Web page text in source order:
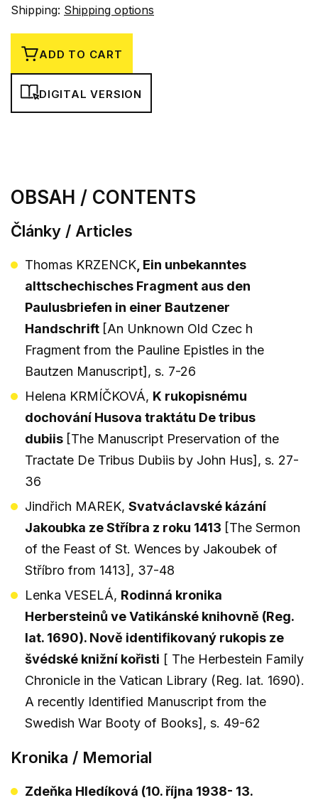
Shipping: Shipping options
ADD TO CART
DIGITAL VERSION
OBSAH / CONTENTS
Články / Articles
Thomas KRZENCK , Ein unbekanntes
alttschechisches Fragment aus den
Paulusbriefen in einer Bautzener
Handschrift [An Unknown Old Czec h
Fragment from the Pauline Epistles in the
Bautzen Manuscript], s. 7-26
Helena KRMÍČKOVÁ, K rukopisnému
dochování Husova traktátu De tribus
dubiis [The Manuscript Preservation of the
Tractate De Tribus Dubiis by John Hus], s. 27-
36
Jindřich MAREK, Svatváclavské kázání
Jakoubka ze Stříbra z roku 1413 [The Sermon
of the Feast of St. Wences by Jakoubek of
Stříbro from 1413], 37-48
Lenka VESELÁ, Rodinná kronika
Herbersteinů ve Vatikánské knihovně (Reg.
lat. 1690). Nově identifikovaný rukopis ze
švédské knižní kořisti [ The Herbestein Family
Chronicle in the Vatican Library (Reg. lat. 1690).
A recently Identified Manuscript from the
Swedish War Booty of Books], s. 49-62
Kronika / Memorial
Zdeňka Hledíková (10. října 1938- 13.